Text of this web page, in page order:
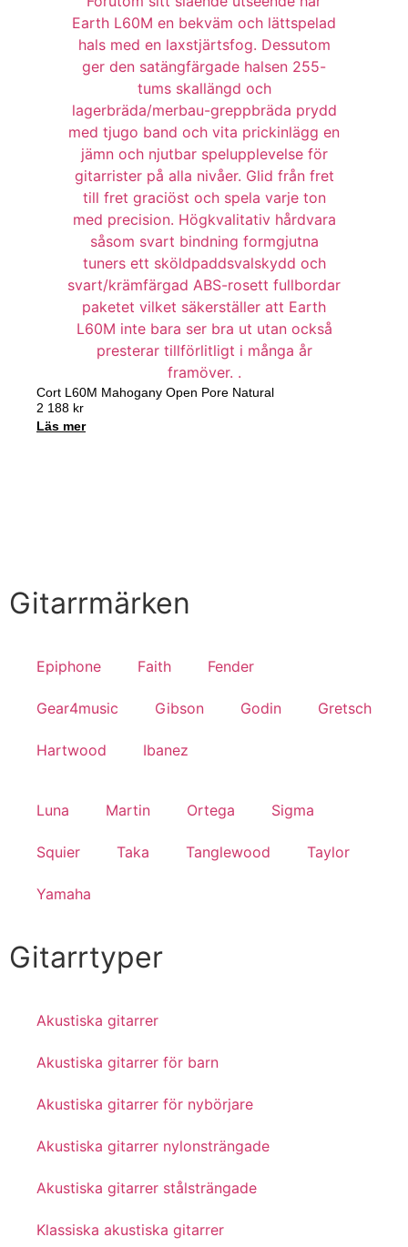
Cort L60M Mahogany Open Pore Natural
2 188 kr
Läs mer
Gitarrmärken
Epiphone Faith Fender
Gear4music Gibson Godin Gretsch
Hartwood Ibanez
Luna Martin Ortega Sigma
Squier Taka Tanglewood Taylor
Yamaha
Gitarrtyper
Akustiska gitarrer
Akustiska gitarrer för barn
Akustiska gitarrer för nybörjare
Akustiska gitarrer nylonsträngade
Akustiska gitarrer stålsträngade
Klassiska akustiska gitarrer